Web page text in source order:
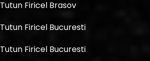
Tutun Firicel Brasov
Tutun Firicel Bucuresti
Tutun Firicel Bucuresti